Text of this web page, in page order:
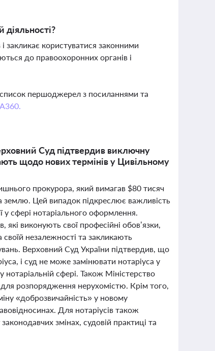
діяльності?
закликає користуватися законними
до правоохоронних органів і
першоджерел з посиланнями та
Суд підтвердив виключну
щодо нових термінів у Цивільному
прокурора, який вимагав $80 тисяч
землю. Цей випадок підкреслює важливість
у сфері нотаріального оформлення.
які виконують свої професійні обов’язки,
незалежності та закликають
Верховний Суд України підтвердив, що
і суд не може замінювати нотаріуса у
сфері. Також Міністерство
розпорядження нерухомістю. Крім того,
«доброзвичайність» у новому
Для нотаріусів також
змінах, судовій практиці та